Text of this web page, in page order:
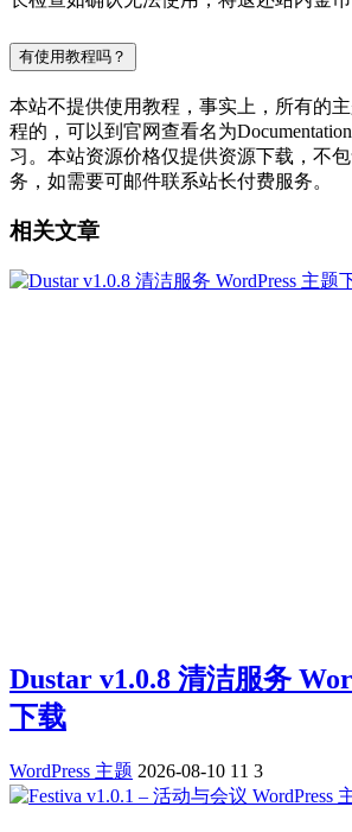
有使用教程吗？
本站不提供使用教程，事实上，所有的
程的，可以到官网查看名为
习。本站资源价格仅提供资源下载，不
务，如需要可邮件联系站长付费服务。
相关文章
Dustar v1.0.8 清洁服务
下载
WordPress 主题 2026-08-10 11 3